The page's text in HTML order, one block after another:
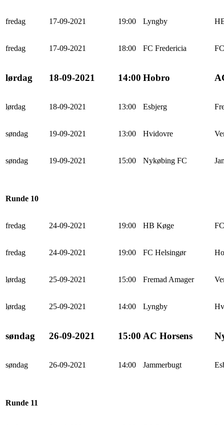
fredag 17-09-2021 19:00 Lyngby
fredag 17-09-2021 18:00 FC Fredericia
lørdag 18-09-2021 14:00 Hobro
lørdag 18-09-2021 13:00 Esbjerg
søndag 19-09-2021 13:00 Hvidovre
søndag 19-09-2021 15:00 Nykøbing FC
Runde 10
fredag 24-09-2021 19:00 HB Køge
fredag 24-09-2021 19:00 FC Helsingør
lørdag 25-09-2021 15:00 Fremad Amager
lørdag 25-09-2021 14:00 Lyngby
søndag 26-09-2021 15:00 AC Horsens
søndag 26-09-2021 14:00 Jammerbugt
Runde 11